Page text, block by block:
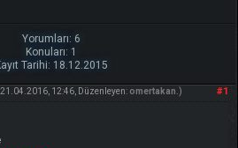
Yorumları: 6
Konuları: 1
Tarihi: 18.12.2015
#1
12:46, Düzenleyen: omertakan .)